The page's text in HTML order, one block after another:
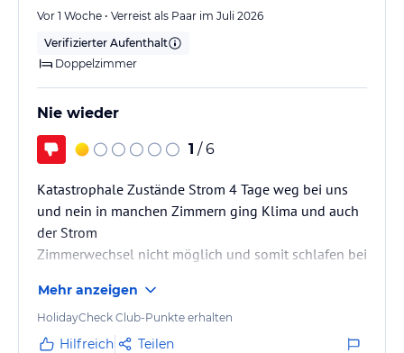
Vor 1 Woche • Verreist als Paar im Juli 2026
Verifizierter Aufenthalt
Doppelzimmer
Nie wieder
1 / 6
Katastrophale Zustände Strom 4 Tage weg bei uns
und nein in manchen Zimmern ging Klima und auch
der Strom
Zimmerwechsel nicht möglich und somit schlafen bei
Keinerlei Hilfe von der Reiseleitung es hieß nur
höhere Gewalt aber das trifft nicht zu denn es ging ja
teilweise alles nur in Teilen des Hotels war alles weg
Mehr anzeigen
HolidayCheck Club-Punkte erhalten
Hilfreich Teilen